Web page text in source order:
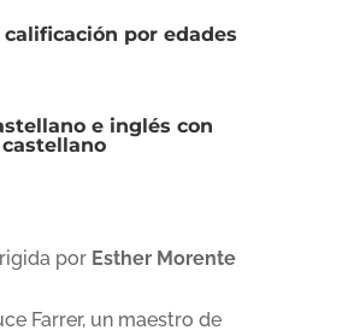
por edades
e inglés con
por Esther Morente
Farrer, un maestro de